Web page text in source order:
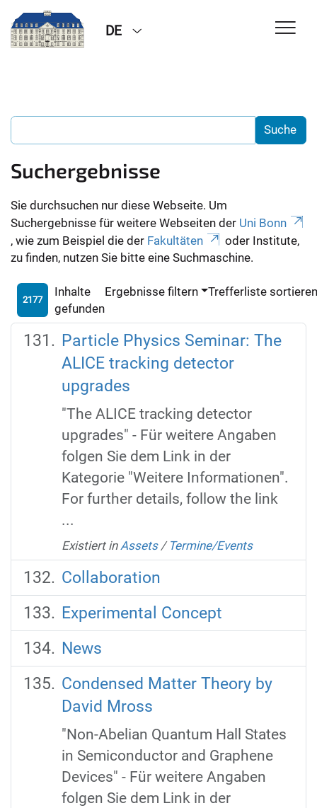
DE
Suchergebnisse
Sie durchsuchen nur diese Webseite. Um
Suchergebnisse für weitere Webseiten der Uni Bonn
, wie zum Beispiel die der Fakultäten
oder Institute,
zu finden, nutzen Sie bitte eine Suchmaschine.
2177
Inhalte
gefunden
Ergebnisse filtern Trefferliste
Particle Physics Seminar: The
ALICE tracking detector
upgrades
"The ALICE tracking detector
upgrades" - Für weitere Angaben
folgen Sie dem Link in der
Kategorie "Weitere Informationen".
For further details, follow the link
...
Existiert in Assets / Termine/Events
Collaboration
Experimental Concept
News
Condensed Matter Theory by
David Mross
"Non-Abelian Quantum Hall States
in Semiconductor and Graphene
Devices" - Für weitere Angaben
folgen Sie dem Link in der